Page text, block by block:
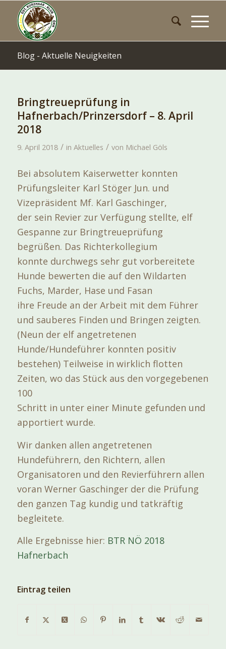
Blog - Aktuelle Neuigkeiten
Bringtreueprüfung in
Hafnerbach/Prinzersdorf – 8. April
2018
9. April 2018 / in Aktuelles / von Michael Göls
Bei absolutem Kaiserwetter konnten
Prüfungsleiter Karl Stöger Jun. und
Vizepräsident Mf. Karl Gaschinger,
der sein Revier zur Verfügung stellte, elf
Gespanne zur Bringtreueprüfung
begrüßen. Das Richterkollegium
konnte durchwegs sehr gut vorbereitete
Hunde bewerten die auf den Wildarten
Fuchs, Marder, Hase und Fasan
ihre Freude an der Arbeit mit dem Führer
und sauberes Finden und Bringen zeigten.
(Neun der elf angetretenen
Hunde/Hundeführer konnten positiv
bestehen) Teilweise in wirklich flotten
Zeiten, wo das Stück aus den vorgegebenen
100
Schritt in unter einer Minute gefunden und
apportiert wurde.
Wir danken allen angetretenen
Hundeführern, den Richtern, allen
Organisatoren und den Revierführern allen
voran Werner Gaschinger der die Prüfung
den ganzen Tag kundig und tatkräftig
begleitete.
Alle Ergebnisse hier: BTR NÖ 2018
Hafnerbach
Eintrag teilen